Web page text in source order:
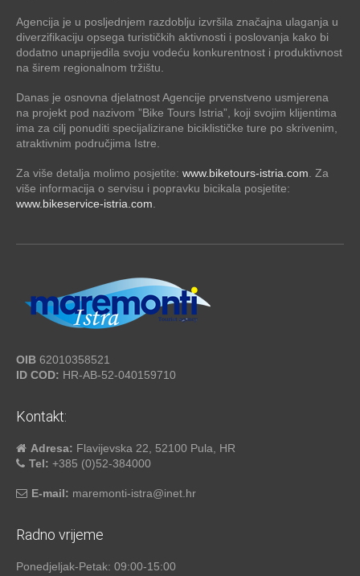
Agencija je u posljednjem razdoblju izvršila značajna ulaganja u
diverzifikaciju opsega turističkih aktivnosti i poslovanja kako bi
dodatno unaprijedila svoju vodeću konkurentnost i produktivnost
na širem regionalnom tržištu.
Danas je osnovna djelatnost Agencije prvenstveno usmjerena
na projekt pod nazivom ”Bike Tours Istria”, koji svojim klijentima
ima za cilj ponuditi specijalizirane biciklističke ture po skrivenim,
atraktivnim područjima Istre.
Za više detalja molimo posjetite: www.biketours-istria.com. Za
više informacija o servisu i popravku bicikala posjetite:
www.bikeservice-istria.com.
OIB 62010358521
ID COD: HR-AB-52-040159710
Kontakt:
Adresa: Flavijevska 22, 52100 Pula, HR
Tel: +385 (0)52-384000
E-mail: maremonti-istra@inet.hr
Radno vrijeme
Ponedjeljak-Petak: 09:00-15:00